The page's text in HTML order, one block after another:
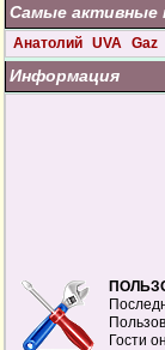
Самые активные
Анатолий UVA Gaz
Информация
Гости